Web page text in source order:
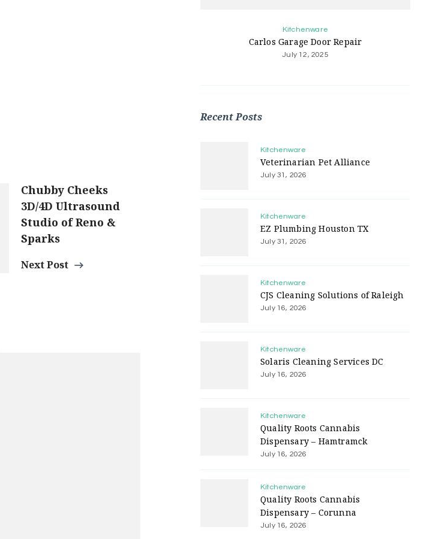
Chubby Cheeks
3D/4D Ultrasound
Studio of Reno &
Sparks
Next Post
Kitchenware
Carlos Garage Door Repair
July 12, 2025
Recent Posts
Kitchenware
Veterinarian Pet Alliance
July 31, 2026
Kitchenware
EZ Plumbing Houston TX
July 31, 2026
Kitchenware
CJS Cleaning Solutions of Raleigh
July 16, 2026
Kitchenware
Solaris Cleaning Services DC
July 16, 2026
Kitchenware
Quality Roots Cannabis
Dispensary – Hamtramck
July 16, 2026
Kitchenware
Quality Roots Cannabis
Dispensary – Corunna
July 16, 2026